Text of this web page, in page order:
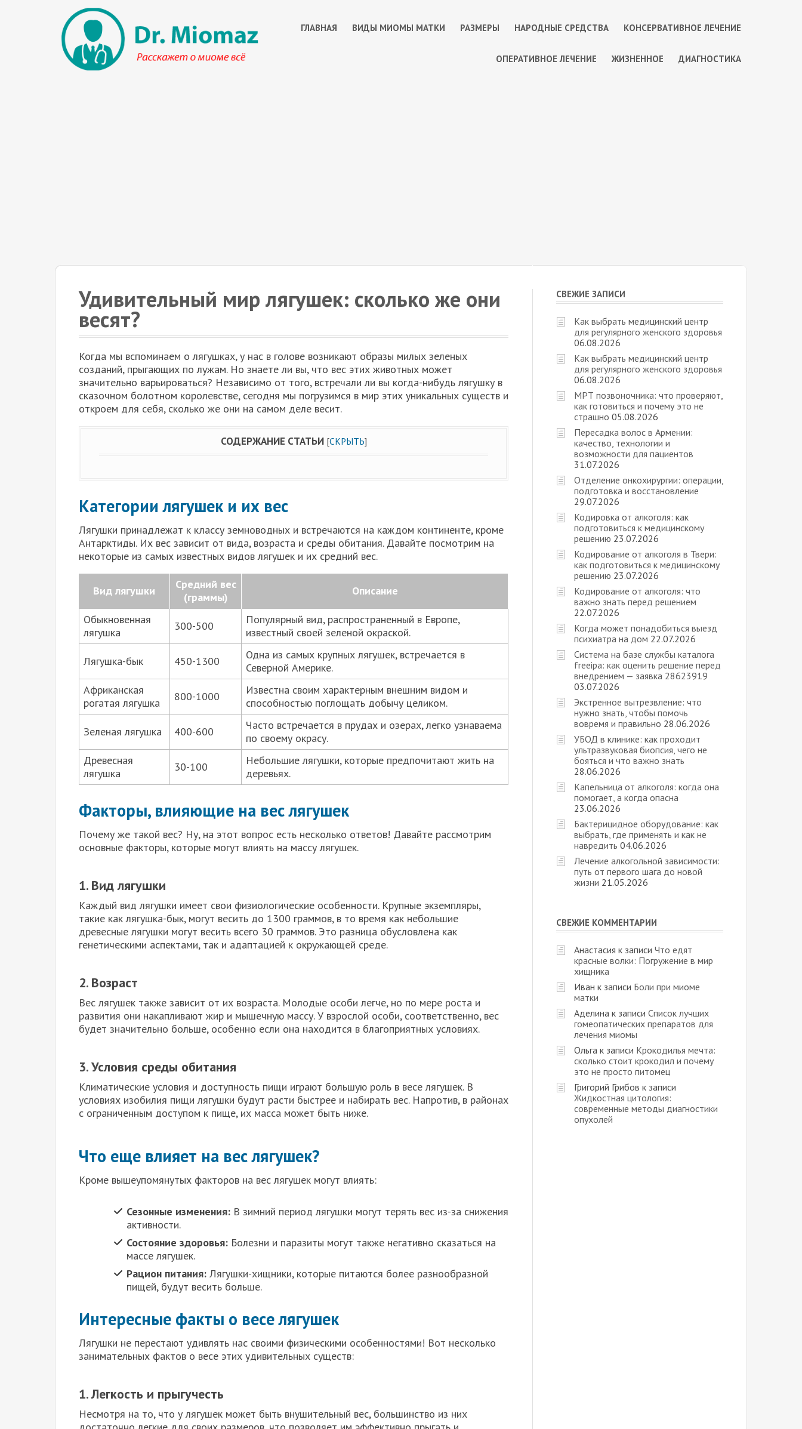
ГЛАВНАЯ ВИДЫ МИОМЫ МАТКИ РАЗМЕРЫ НАРОДНЫЕ СРЕДСТВА КОНСЕРВАТИВНОЕ ЛЕЧЕНИЕ
ОПЕРАТИВНОЕ ЛЕЧЕНИЕ ЖИЗНЕННОЕ ДИАГНОСТИКА
Удивительный мир лягушек: сколько же они
весят?
Когда мы вспоминаем о лягушках, у нас в голове возникают образы милых зеленых
созданий, прыгающих по лужам. Но знаете ли вы, что вес этих животных может
значительно варьироваться? Независимо от того, встречали ли вы когда-нибудь лягушку в
сказочном болотном королевстве, сегодня мы погрузимся в мир этих уникальных существ и
откроем для себя, сколько же они на самом деле весит.
СОДЕРЖАНИЕ СТАТЬИ [СКРЫТЬ]
Категории лягушек и их вес
Лягушки принадлежат к классу земноводных и встречаются на каждом континенте, кроме
Антарктиды. Их вес зависит от вида, возраста и среды обитания. Давайте посмотрим на
некоторые из самых известных видов лягушек и их средний вес.
Вид лягушки
Средний вес
(граммы)
Описание
Обыкновенная
лягушка
300-500
Популярный вид, распространенный в Европе,
известный своей зеленой окраской.
Лягушка-бык 450-1300
Одна из самых крупных лягушек, встречается в
Северной Америке.
Африканская
рогатая лягушка
800-1000
Известна своим характерным внешним видом и
способностью поглощать добычу целиком.
Зеленая лягушка 400-600
Часто встречается в прудах и озерах, легко узнаваема
по своему окрасу.
Древесная
лягушка
30-100
Небольшие лягушки, которые предпочитают жить на
деревьях.
Факторы, влияющие на вес лягушек
Почему же такой вес? Ну, на этот вопрос есть несколько ответов! Давайте рассмотрим
основные факторы, которые могут влиять на массу лягушек.
1. Вид лягушки
Каждый вид лягушки имеет свои физиологические особенности. Крупные экземпляры,
такие как лягушка-бык, могут весить до 1300 граммов, в то время как небольшие
древесные лягушки могут весить всего 30 граммов. Это разница обусловлена как
генетическими аспектами, так и адаптацией к окружающей среде.
2. Возраст
Вес лягушек также зависит от их возраста. Молодые особи легче, но по мере роста и
развития они накапливают жир и мышечную массу. У взрослой особи, соответственно, вес
будет значительно больше, особенно если она находится в благоприятных условиях.
3. Условия среды обитания
Климатические условия и доступность пищи играют большую роль в весе лягушек. В
условиях изобилия пищи лягушки будут расти быстрее и набирать вес. Напротив, в районах
с ограниченным доступом к пище, их масса может быть ниже.
Что еще влияет на вес лягушек?
Кроме вышеупомянутых факторов на вес лягушек могут влиять:
Сезонные изменения: В зимний период лягушки могут терять вес из-за снижения
активности.
Состояние здоровья: Болезни и паразиты могут также негативно сказаться на
массе лягушек.
Рацион питания: Лягушки-хищники, которые питаются более разнообразной
пищей, будут весить больше.
Интересные факты о весе лягушек
Лягушки не перестают удивлять нас своими физическими особенностями! Вот несколько
занимательных фактов о весе этих удивительных существ:
1. Легкость и прыгучесть
Несмотря на то, что у лягушек может быть внушительный вес, большинство из них
СВЕЖИЕ ЗАПИСИ
Как выбрать медицинский центр
для регулярного женского здоровья
06.08.2026
Как выбрать медицинский центр
для регулярного женского здоровья
06.08.2026
МРТ позвоночника: что проверяют,
как готовиться и почему это не
страшно 05.08.2026
Пересадка волос в Армении:
качество, технологии и
возможности для пациентов
31.07.2026
Отделение онкохирургии: операции,
подготовка и восстановление
29.07.2026
Кодировка от алкоголя: как
подготовиться к медицинскому
решению 23.07.2026
Кодирование от алкоголя в Твери:
как подготовиться к медицинскому
решению 23.07.2026
Кодирование от алкоголя: что
важно знать перед решением
22.07.2026
Когда может понадобиться выезд
психиатра на дом 22.07.2026
Cистема на базе службы каталога
freeipa: как оценить решение перед
внедрением — заявка 28623919
03.07.2026
Экстренное вытрезвление: что
нужно знать, чтобы помочь
вовремя и правильно 28.06.2026
УБОД в клинике: как проходит
ультразвуковая биопсия, чего не
бояться и что важно знать
28.06.2026
Капельница от алкоголя: когда она
помогает, а когда опасна
23.06.2026
Бактерицидное оборудование: как
выбрать, где применять и как не
навредить 04.06.2026
Лечение алкогольной зависимости:
путь от первого шага до новой
жизни 21.05.2026
СВЕЖИЕ КОММЕНТАРИИ
Анастасия к записи Что едят
красные волки: Погружение в мир
хищника
Иван к записи Боли при миоме
матки
Аделина к записи Список лучших
гомеопатических препаратов для
лечения миомы
Ольга к записи Крокодилья мечта:
сколько стоит крокодил и почему
это не просто питомец
Григорий Грибов к записи
Жидкостная цитология:
современные методы диагностики
опухолей